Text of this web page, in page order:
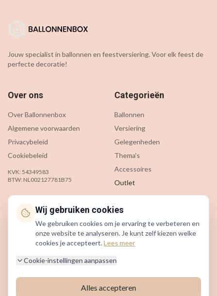
Jouw specialist in ballonnen en feestversiering. Voor elk feest de
perfecte decoratie!
Over ons
Over Ballonnenbox
Algemene voorwaarden
Privacybeleid
Cookiebeleid
KVK: 54349583
BTW: NL002127781B75
Categorieën
Ballonnen
Versiering
Gelegenheden
Thema's
Accessoires
Outlet
Klantenservice
Veelgestelde vragen
Contact
info@ballonnenbox.nl
085 200 7442
Wij gebruiken cookies
We gebruiken cookies om je ervaring te verbeteren en
onze website te analyseren. Je kunt zelf kiezen welke
cookies je accepteert.Lees meer
Cookie-instellingen aanpassen
Alles accepteren